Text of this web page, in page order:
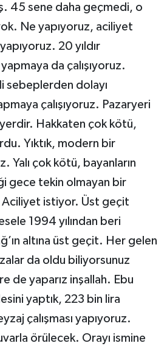
45 sene daha geçmedi, o
Ne yapıyoruz, aciliyet
20 yıldır
da çalışıyoruz.
sebeplerden dolayı
çalışıyoruz. Pazaryeri
Hakkaten çok kötü,
Yıktık, modern bir
Yalı çok kötü, bayanların
gece tekin olmayan bir
Aciliyet istiyor. Üst geçit
1994 yılından beri
altına üst geçit. Her gelen
da oldu biliyorsunuz
de yaparız inşallah. Ebu
yaptık, 223 bin lira
çalışması yapıyoruz.
örülecek. Orayı ismine